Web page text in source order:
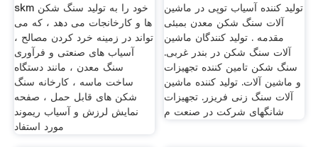
skm خود را به تولید سنگ شکن
ها و کارخانجات می دهد ، که می
تواند در زمینه خرد کردن مصالح ،
آسیاب های صنعتی و فرآوری
سنگ معدن ، مانند دستگاه
ساخت ماسه ، کارخانه سنگ
شکن های قابل حمل ، صفحه
نمایش لرزش و آسیاب ریموند
مورد استفاد
تولید کننده آسیاب توپی در ماشین
آلات سنگ شکن معدن بمبئی
مقدمه . تولید کنندگان ماشین
آلات سنگ شکن در بندر غربی.
سنگ شکن تامین کننده تجهیزات
و ماشین آلات. تولید کننده ماشین
آلات سنگ زنی فریزر. تجهیزات
شانگهای شرکت در صنعت م